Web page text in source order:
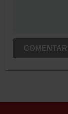
COMENTAR